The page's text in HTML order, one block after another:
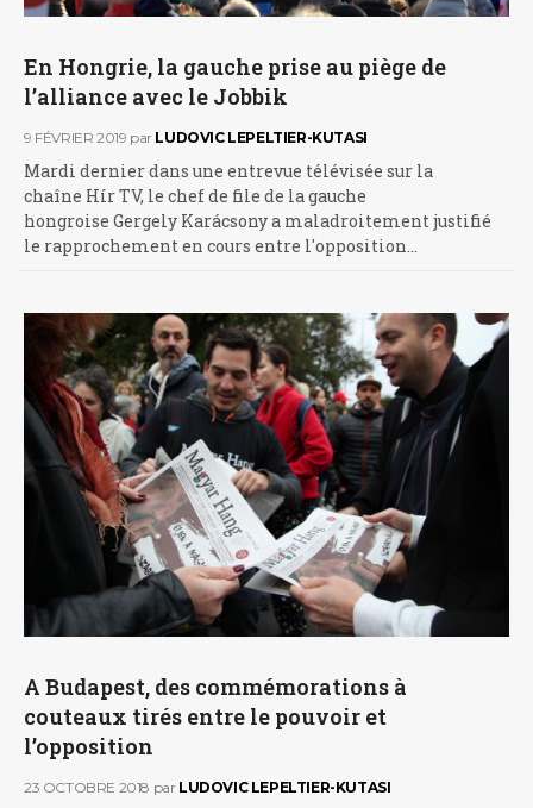
En Hongrie, la gauche prise au piège de
l’alliance avec le Jobbik
9 FÉVRIER 2019 par LUDOVIC LEPELTIER-KUTASI
Mardi dernier dans une entrevue télévisée sur la
chaîne Hír TV, le chef de file de la gauche
hongroise Gergely Karácsony a maladroitement justifié
le rapprochement en cours entre l'opposition…
A Budapest, des commémorations à
couteaux tirés entre le pouvoir et
l’opposition
23 OCTOBRE 2018 par LUDOVIC LEPELTIER-KUTASI